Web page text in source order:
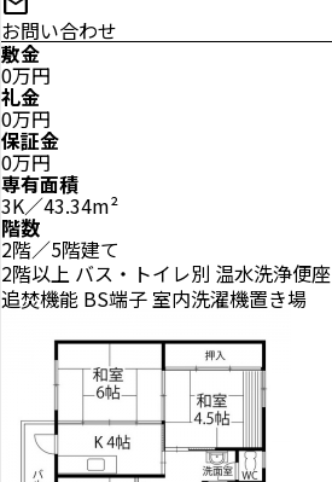
お問い合わせ
敷金
0万円
礼金
0万円
保証金
0万円
専有面積
3K／43.34m²
階数
2階／5階建て
2階以上 バス・トイレ別 温水洗浄便座
追焚機能 BS端子室内洗濯機置き場